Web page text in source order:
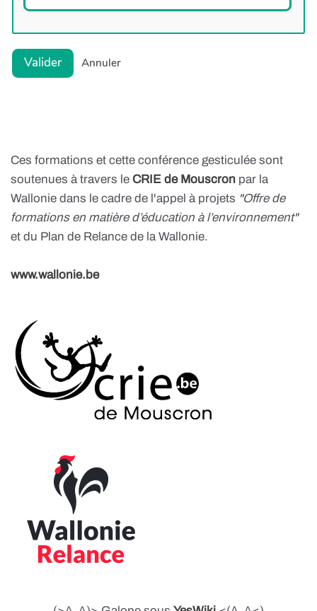
GIMP
Openstreetmap
Overpass-turbo
Palettes de couleurs
Photopea
Removebg
Umap : cartographie numérique
Workflowy
Yogile
ilovepdf
tldraw
Valider Annuler